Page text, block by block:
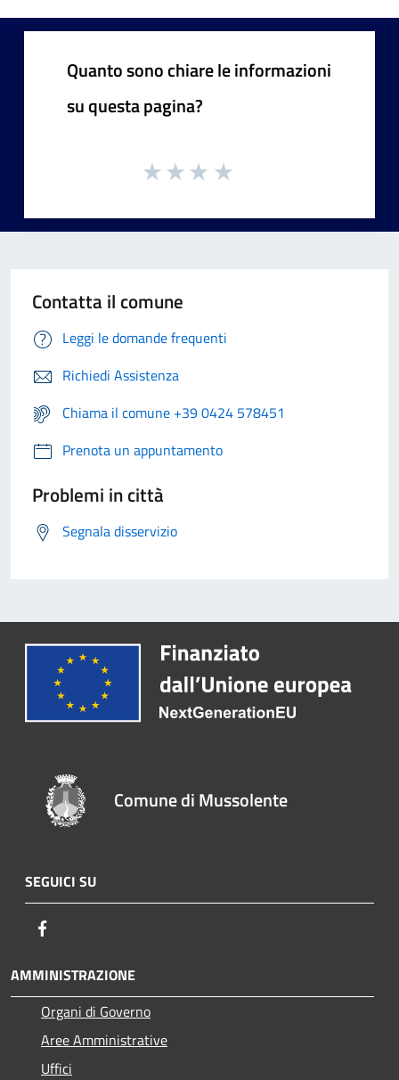
Quanto sono chiare le informazioni
su questa pagina?
Contatta il comune
Leggi le domande frequenti
Richiedi Assistenza
Chiama il comune +39 0424 578451
Prenota un appuntamento
Problemi in città
Segnala disservizio
Comune di Mussolente
SEGUICI SU
AMMINISTRAZIONE
Organi di Governo
Aree Amministrative
Uffici